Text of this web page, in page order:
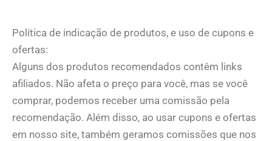
Política de indicação de produtos, e uso de cupons e
ofertas:
Alguns dos produtos recomendados contêm links
afiliados. Não afeta o preço para você, mas se você
comprar, podemos receber uma comissão pela
recomendação. Além disso, ao usar cupons e ofertas
em nosso site, também geramos comissões que nos